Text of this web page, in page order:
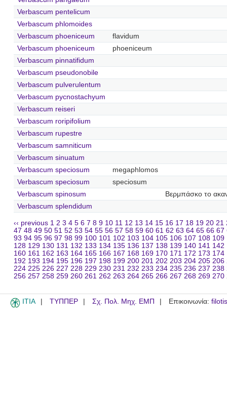
Verbascum pentelicum
Verbascum phlomoides
Verbascum phoeniceum
flavidum
Verbascum phoeniceum
phoeniceum
Verbascum pinnatifidum
Verbascum pseudonobile
Verbascum pulverulentum
Verbascum pycnostachyum
Verbascum reiseri
Verbascum roripifolium
Verbascum rupestre
Verbascum samniticum
Verbascum sinuatum
Verbascum speciosum
megaphlomos
Verbascum speciosum
speciosum
Verbascum spinosum
Βερμπάσκο το
Verbascum splendidum
‹‹ previous 1 2 3 4 5 6 7 8 9 10 11 12 13 14 15 16 17 18 19 20 21
47 48 49 50 51 52 53 54 55 56 57 58 59 60 61 62 63 64 65 66 67
93 94 95 96 97 98 99 100 101 102 103 104 105 106 107 108 109
128 129 130 131 132 133 134 135 136 137 138 139 140 141 142
160 161 162 163 164 165 166 167 168 169 170 171 172 173 174
192 193 194 195 196 197 198 199 200 201 202 203 204 205 206
224 225 226 227 228 229 230 231 232 233 234 235 236 237 238
256 257 258 259 260 261 262 263 264 265 266 267 268 269 270
ITIA ΤΥΠΠΕΡ Σχ. Πολ. Μηχ. ΕΜΠ Επικοινωνία: